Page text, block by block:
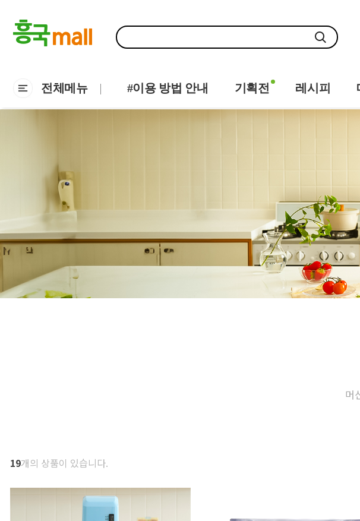
전체메뉴 #이용 방법 안내 기획전 레시피
머
19개의 상품이 있습니다.